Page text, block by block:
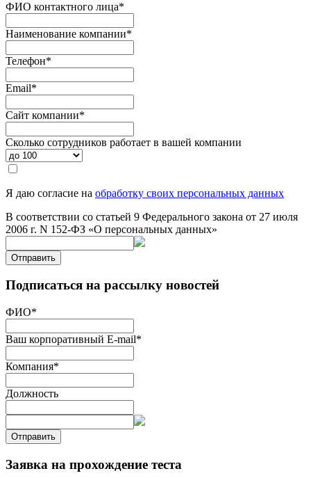
ФИО контактного лица*
Наименование компании*
Телефон*
Email*
Сайт компании*
Сколько сотрудников работает в вашей компании
Я даю согласие на обработку своих персональных данных
В соответствии со статьей 9 Федерального закона от 27 июля
2006 г. N 152-ФЗ «О персональных данных»
Отправить
Подписаться на рассылку новостей
ФИО*
Ваш корпоративный E-mail*
Компания*
Должность
Отправить
Заявка на прохождение теста